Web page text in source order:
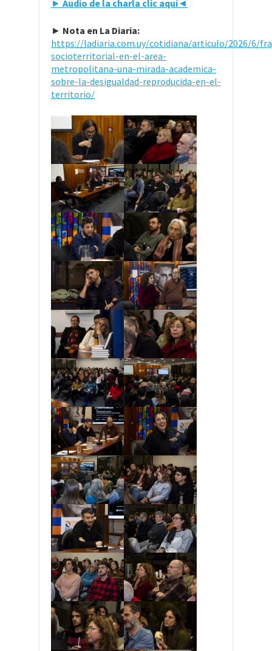
► Audio de la charla clic aquí◄
► Nota en La Diaria:
https://ladiaria.com.uy/cotidiana/articulo/2026/6/
socioterritorial-en-el-area-
metropolitana-una-mirada-academica-
sobre-la-desigualdad-reproducida-en-el-
territorio/